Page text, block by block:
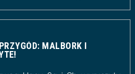
MALBORK I